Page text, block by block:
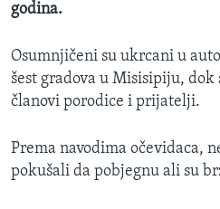
godina.
Osumnjičeni su ukrcani u
šest gradova u Misisipiju,
članovi porodice i prijatelji.
Prema navodima očevidaca,
pokušali da pobjegnu ali su